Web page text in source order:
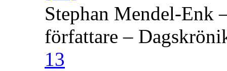
Stephan Mendel-Enk
författare –
13